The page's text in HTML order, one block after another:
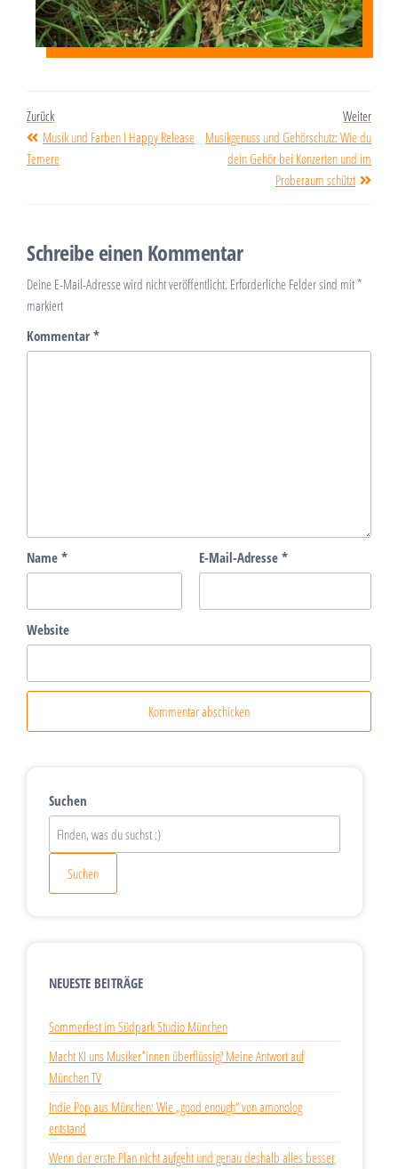
Zurück
Musik und Farben I Happy Release
Temere
Weiter
Musikgenuss und Gehörschutz: Wie du
dein Gehör bei Konzerten und im
Proberaum schützt
Schreibe einen Kommentar
Deine E-Mail-Adresse wird nicht veröffentlicht. Erforderliche Felder sind mit*
markiert
Kommentar *
Name * E-Mail-Adresse *
Website
Suchen
Suchen
NEUESTE BEITRÄGE
Sommerfest im Südpark Studio München
Macht KI uns Musiker*innen überflüssig? Meine Antwort auf
München TV
Indie Pop aus München: Wie „good enough“ von amonolog
entstand
Wenn der erste Plan nicht aufgeht und genau deshalb alles besser